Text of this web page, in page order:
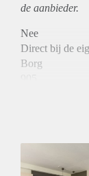
de aanbieder.
Nee
Direct bij de
Borg
2,9 X